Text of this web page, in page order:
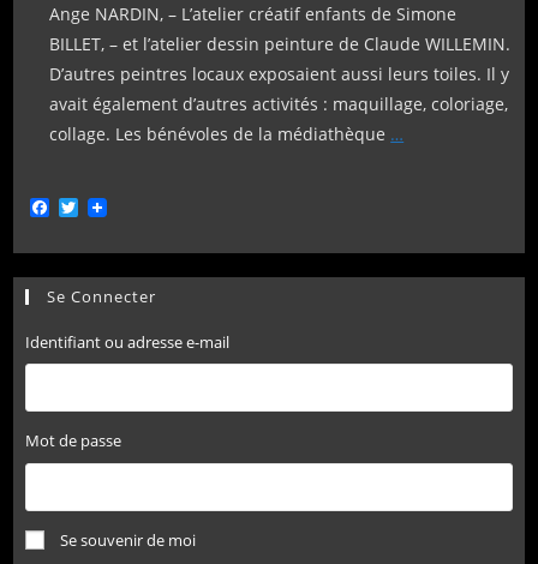
Ange NARDIN, – L’atelier créatif enfants de Simone
BILLET, – et l’atelier dessin peinture de Claude WILLEMIN.
D’autres peintres locaux exposaient aussi leurs toiles. Il y
avait également d’autres activités : maquillage, coloriage,
collage. Les bénévoles de la médiathèque …
F
b
o
k
T
t
e
Se Connecter
Identifiant ou adresse e-mail
Mot de passe
Se souvenir de moi